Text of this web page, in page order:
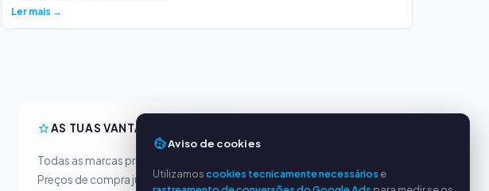
Ler mais →
AS TUAS VANTAGENS
Todas as marcas principais
Preços de compra justos
Política de privacidade
Aviso de cookies
Utilizamoscookies tecnicamente necessários e